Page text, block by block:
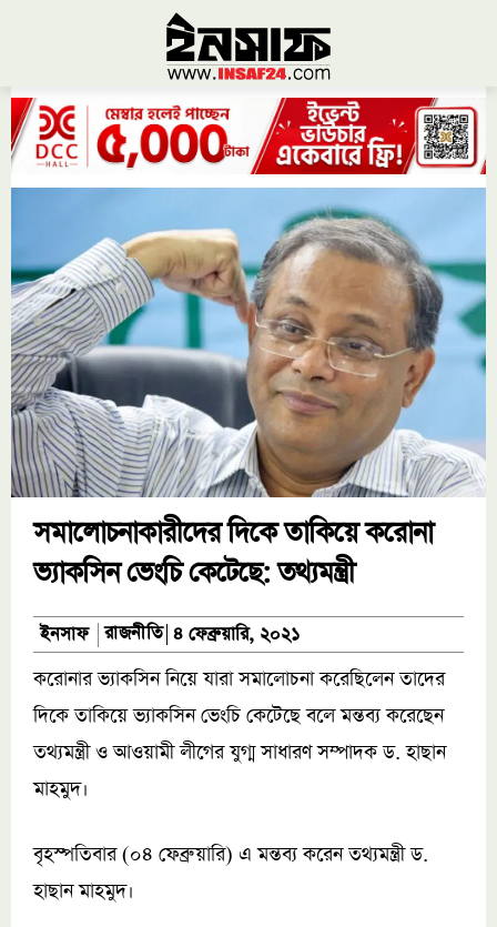
সমালোচনাকারীদের দিকে তাকিয়ে করোনা
ভ্যাকসিন ভেংচি কেটেছে: তথ্যমন্ত্রী
ইনসাফ রাজনীতি ৪ ফেব্রুয়ারি, ২০২১
করোনার ভ্যাকসিন নিয়ে যারা সমালোচনা করেছিলেন তাদের
দিকে তাকিয়ে ভ্যাকসিন ভেংচি কেটেছে বলে মন্তব্য করেছেন
তথ্যমন্ত্রী ও আওয়ামী লীগের যুগ্ম সাধারণ সম্পাদক ড. হাছান
মাহমুদ।
বৃহস্পতিবার (০৪ ফেব্রুয়ারি) এ মন্তব্য করেন তথ্যমন্ত্রী ড.
হাছান মাহমুদ।